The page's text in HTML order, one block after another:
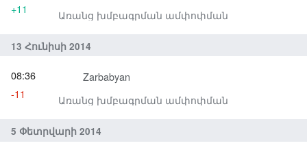
Առանց խմբագրման ամփոփման
+11
13 Հունիսի 2014
Zarbabyan
Առանց խմբագրման ամփոփման
08:36
-11
5 Փետրվարի 2014